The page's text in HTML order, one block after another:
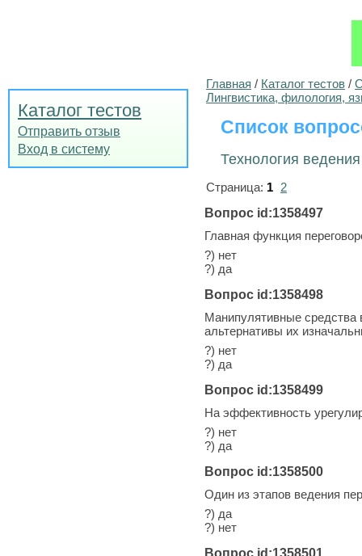
Каталог тестов
Отправить отзыв
Вход в систему
Главная / Каталог тестов /
Лингвистика, филология,
Список
Технология
Страница: 1 2
Вопрос id:1358497
Главная функция
?) нет
?) да
Вопрос id:1358498
Манипулятивные средства
альтернативы их
?) нет
?) да
Вопрос id:1358499
На эффективность
?) нет
?) да
Вопрос id:1358500
Один из этапов ведения
?) да
?) нет
Вопрос id:1358501